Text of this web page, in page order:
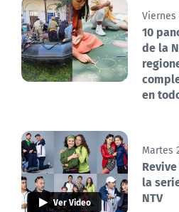
Viernes
10
de la
en
Ver Video
Martes
la
NTV